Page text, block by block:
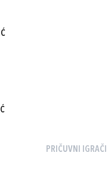
PRIČUVNI IGRAČI